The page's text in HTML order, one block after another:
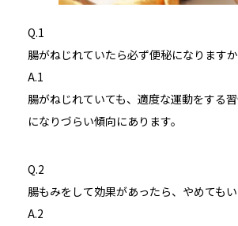
Q.1
腸がねじれていたら必ず便秘になります
A.1
腸がねじれていても、適度な運動をする
になりづらい傾向にあります。
Q.2
腸もみをして効果があったら、やめても
A.2